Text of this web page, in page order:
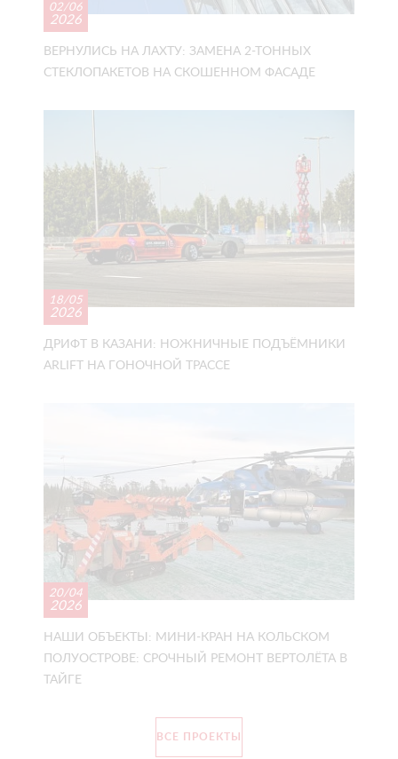
02/06
2026
ВЕРНУЛИСЬ НА ЛАХТУ: ЗАМЕНА 2-ТОННЫХ
СТЕКЛОПАКЕТОВ НА СКОШЕННОМ ФАСАДЕ
18/05
2026
ДРИФТ В КАЗАНИ: НОЖНИЧНЫЕ ПОДЪЁМНИКИ
ARLIFT НА ГОНОЧНОЙ ТРАССЕ
20/04
2026
НАШИ ОБЪЕКТЫ: МИНИ-КРАН НА КОЛЬСКОМ
ПОЛУОСТРОВЕ: СРОЧНЫЙ РЕМОНТ ВЕРТОЛЁТА В
ТАЙГЕ
ВСЕ ПРОЕКТЫ